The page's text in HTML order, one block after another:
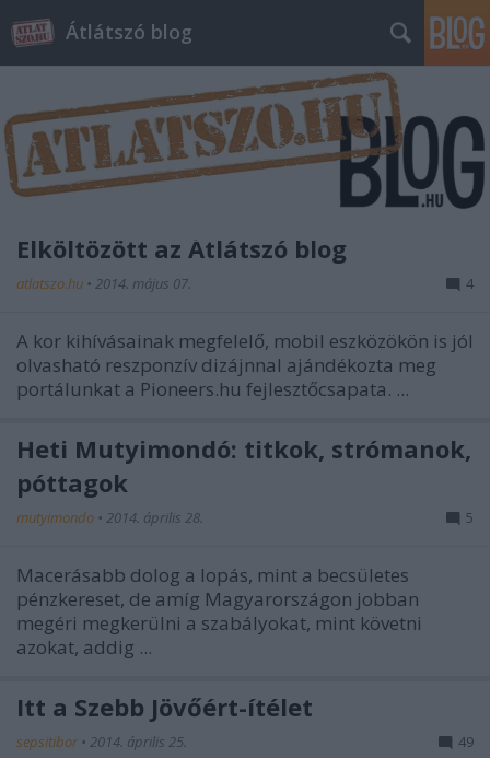
Átlátszó blog
Elköltözött az Átlátszó blog
atlatszo.hu • 2014. május 07. 4
A kor kihívásainak megfelelő, mobil eszközökön is jól
olvasható reszponzív dizájnnal ajándékozta meg
portálunkat a Pioneers.hu fejlesztőcsapata. ...
Heti Mutyimondó: titkok, strómanok,
póttagok
mutyimondo • 2014. április 28. 5
Macerásabb dolog a lopás, mint a becsületes
pénzkereset, de amíg Magyarországon jobban
megéri megkerülni a szabályokat, mint követni
azokat, addig ...
Itt a Szebb Jövőért-ítélet
sepsitibor • 2014. április 25. 49